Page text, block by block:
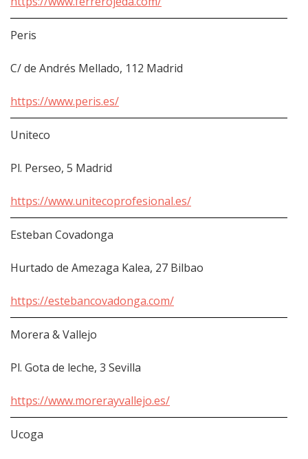
Peris
C/ de Andrés Mellado, 112 Madrid
https://www.peris.es/
Uniteco
Pl. Perseo, 5 Madrid
https://www.unitecoprofesional.es/
Esteban Covadonga
Hurtado de Amezaga Kalea, 27 Bilbao
https://estebancovadonga.com/
Morera & Vallejo
Pl. Gota de leche, 3 Sevilla
https://www.morerayvallejo.es/
Ucoga